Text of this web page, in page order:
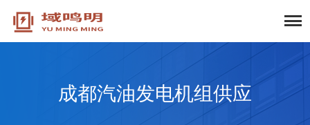
成都汽油发电机组供应